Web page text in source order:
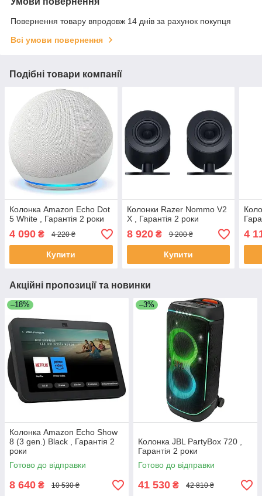
Повернення товару впродовж 14 днів за рахунок покупця
Всі умови повернення
Подібні товари компанії
Колонка Amazon Echo Dot
5 White , Гарантія 2 роки
4 090 ₴ 4 220 ₴
Купити
Колонки Razer Nommo V2
X , Гарантія 2 роки
8 920₴ 9 200 ₴
Купити
4
Акційні пропозиції та новинки
–18%
Колонка Amazon Echo Show
8 (3 gen.) Black , Гарантія 2
роки
Готово до відправки
8 640 ₴ 10 530 ₴
–3%
Колонка JBL PartyBox 720 ,
Гарантія 2 роки
Готово до відправки
41 530 ₴ 42 810 ₴